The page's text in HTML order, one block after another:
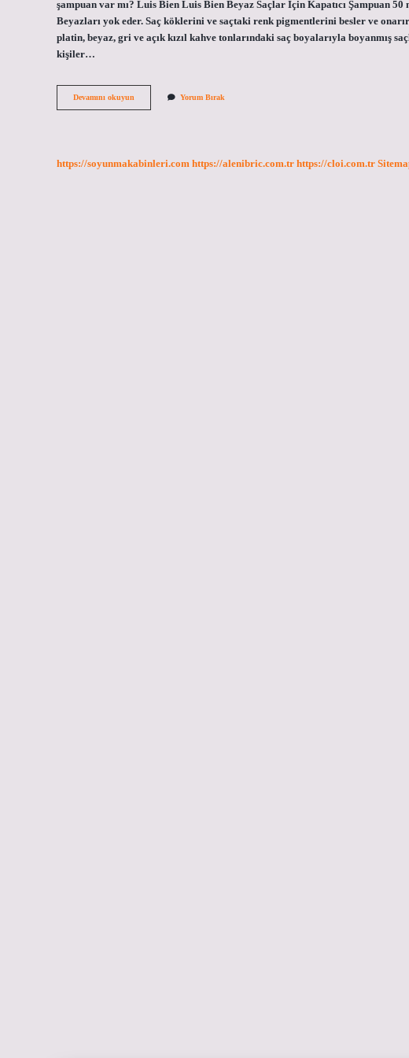
şampuan var mı? Luis Bien Luis Bien Beyaz Saçlar İçin Kapatıcı Şampuan
Beyazları yok eder. Saç köklerini ve saçtaki renk pigmentlerini besler ve
platin, beyaz, gri ve açık kızıl kahve tonlarındaki saç boyalarıyla boyanmış
kişiler…
Devamını okuyun
Saç
Yorum Bırak
https://soyunmakabinleri.com https://alenibric.com.tr https://cloi.com.tr